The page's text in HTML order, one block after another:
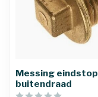
Messing eindstop
buitendraad